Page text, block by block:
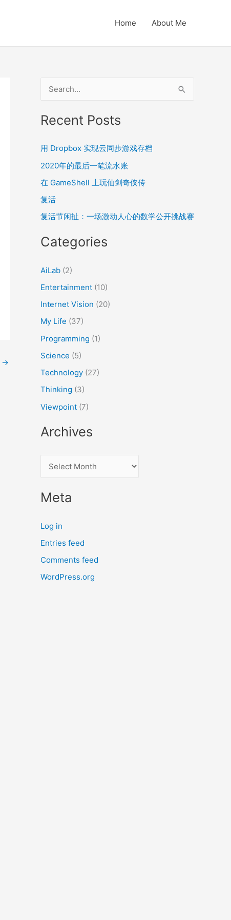
Home About Me
→
a
c
h
:
Recent Posts
用 Dropbox 实现云同步游戏存档
2020年的最后一笔流水账
在 GameShell 上玩仙剑奇侠传
复活
复活节闲扯：一场激动人心的数学公开挑战赛
Categories
AiLab (2)
Entertainment (10)
Internet Vision (20)
My Life (37)
Programming (1)
Science (5)
Technology (27)
Thinking (3)
Viewpoint (7)
Archives
c
i
v
Meta
Log in
Entries feed
Comments feed
WordPress.org